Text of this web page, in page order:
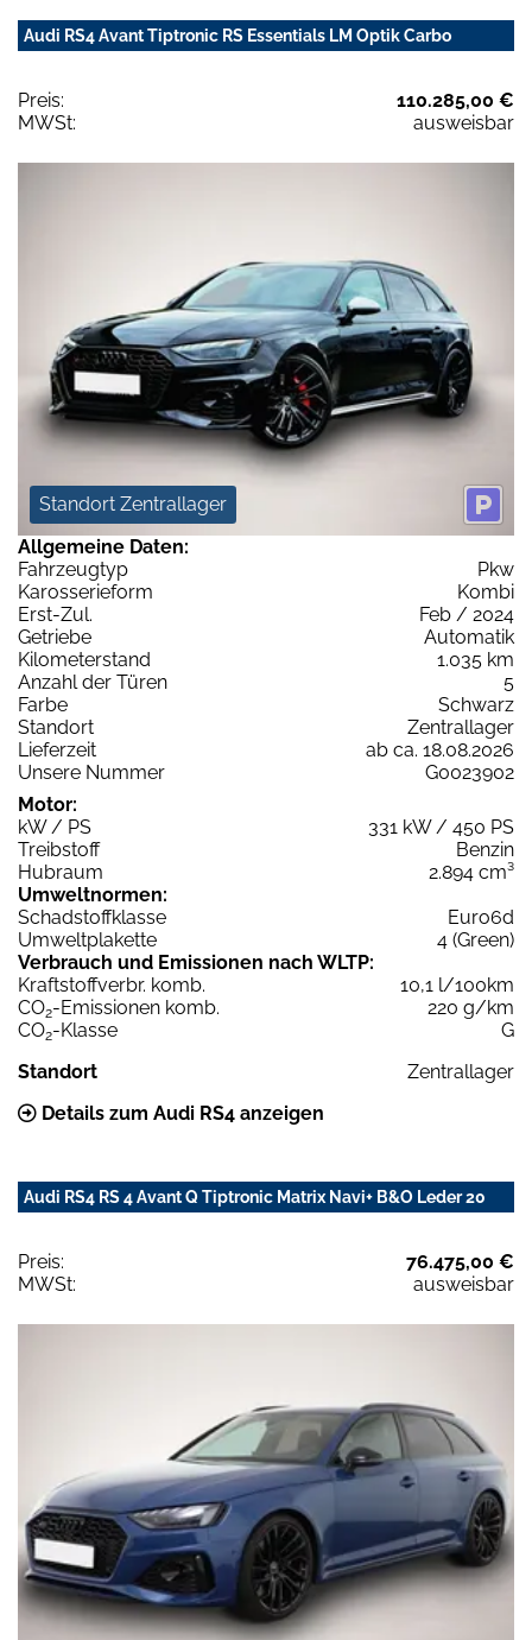
Audi RS4 Avant Tiptronic RS Essentials LM Optik Carbo
Preis:
110.285,00 €
MWSt:
ausweisbar
Standort Zentrallager
Allgemeine Daten:
Fahrzeugtyp
Pkw
Karosserieform
Kombi
Erst-Zul.
Feb / 2024
Getriebe
Automatik
Kilometerstand
1.035 km
Anzahl der Türen
5
Farbe
Schwarz
Standort
Zentrallager
Lieferzeit
ab ca. 18.08.2026
Unsere Nummer
G0023902
Motor:
kW / PS
331 kW / 450 PS
Treibstoff
Benzin
Hubraum
2.894 cm³
Umweltnormen:
Schadstoffklasse
Euro6d
Umweltplakette
4 (Green)
Verbrauch und Emissionen nach WLTP:
Kraftstoffverbr. komb.
10,1 l/100km
CO2-Emissionen komb.
220 g/km
CO2-Klasse
G
Standort
Zentrallager
Details zum Audi RS4 anzeigen
Audi RS4 RS 4 Avant Q Tiptronic Matrix Navi+ B&O Leder 20
Preis:
76.475,00 €
MWSt:
ausweisbar